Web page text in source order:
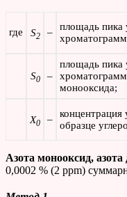
где S2 –
площадь пика
S0 –
площадь пика
монооксида;
X0 –
концентрация
образце
Азота монооксид,
0,0002 % (2 ppm)